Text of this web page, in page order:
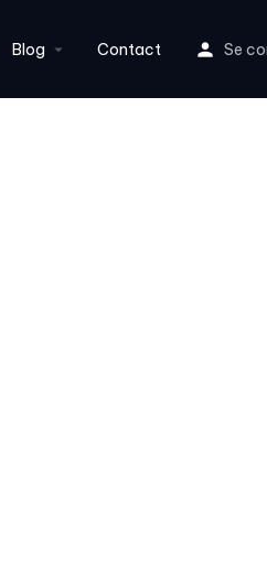
Blog Contact Se